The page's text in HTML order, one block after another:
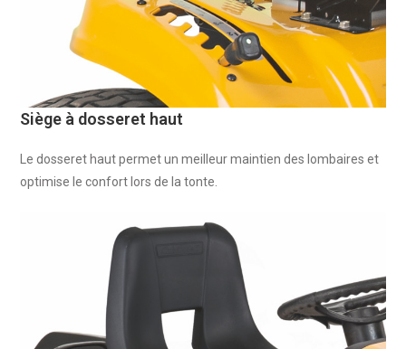
Siège à dosseret haut
Le dosseret haut permet un meilleur maintien des lombaires et
optimise le confort lors de la tonte.